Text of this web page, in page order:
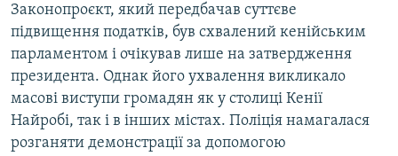
Усі сайти RFE/RL
Законопроєкт, який передбачав суттєве
підвищення податків, був схвалений кенійським
парламентом і очікував лише на затвердження
президента. Однак його ухвалення викликало
масові виступи громадян як у столиці Кенії
Найробі, так і в інших містах. Поліція намагалася
розганяти демонстрації за допомогою